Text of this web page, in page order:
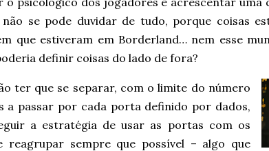
se pode duvidar de tudo, porque coisas
que estiveram em Borderland… nem esse
definir coisas do lado de fora?
ter que se separar, com o limite do número
a passar por cada porta definido por dados,
a estratégia de usar as portas com os
reagrupar sempre que possível – algo que